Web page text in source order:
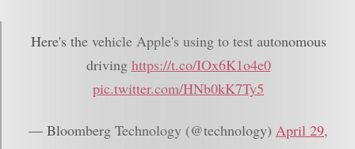
Here's the vehicle Apple's using to test autonomous
driving https://t.co/IOx6K1o4e0
pic.twitter.com/HNb0kK7Ty5
— Bloomberg Technology (@technology) April 29,